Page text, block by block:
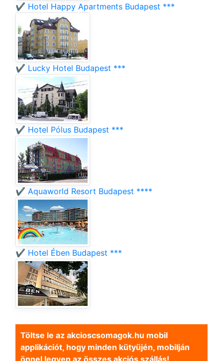
✔️ Hotel Happy Apartments Budapest ***
✔️ Lucky Hotel Budapest ***
✔️ Hotel Pólus Budapest ***
✔️ Aquaworld Resort Budapest ****
✔️ Hotel Ében Budapest ***
Töltse le az akcioscsomagok.hu mobil
applikációt, hogy minden kütyüjén, mobilján